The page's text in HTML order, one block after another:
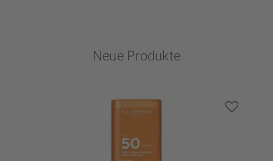
Neue Produkte